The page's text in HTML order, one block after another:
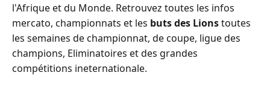
l'Afrique et du Monde. Retrouvez toutes les infos
mercato, championnats et les buts des Lionstoutes
les semaines de championnat, de coupe, ligue des
champions, Eliminatoires et des grandes
compétitions ineternationale.